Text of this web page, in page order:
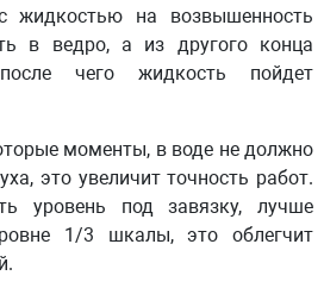
жидкостью на возвышенность
в ведро, а из другого конца
чего жидкость пойдет
моменты, в воде не должно
это увеличит точность работ.
уровень под завязку, лучше
1/3 шкалы, это облегчит